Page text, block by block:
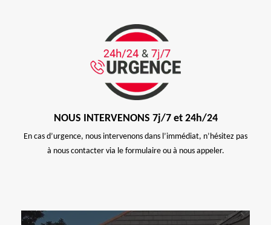
NOUS INTERVENONS 7j/7 et 24h/24
En cas d’urgence, nous intervenons dans l’immédiat, n’hésitez pas
à nous contacter via le formulaire ou à nous appeler.